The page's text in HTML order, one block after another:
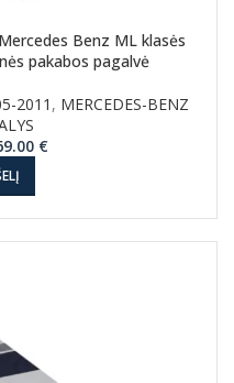
Benz ML klasės
pakabos pagalvė
2011 , MERCEDES-BENZ
€Current